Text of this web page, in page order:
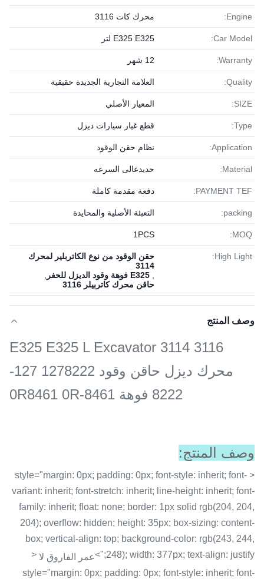
Engine: محرك كات 3116
Car Model: E325 E325 لتر
Warranty: 12 شهر
Quality: العلامة التجارية الجديدة حقيقية
SIZE: المعيار الأصلي
Type: قطع غيار سيارات ديزل
Application: نظام حقن الوقود
Material: حديدعالى السرعه
PAYMENT TEF: دفعة مقدمة كاملة
packing: التعبئة الأصلية والمحايدة
MOQ:
1PСS
High Light:
حقن الوقود من نوع الكاتربلير لمحرك
3114
E325 فوهة وقود الديزل للحفر
حاقن محرك كاتربيلر 3116
وصف المنتج
E325 E325 L Excavator 3114 3116
محرك ديزل حاقن وقود 1278222 127-
8222 فوهة 0R8461 0R-8461
وصف المنتج:
< style="margin: 0px; padding: 0px; font-style: inherit; font-
variant: inherit; font-stretch: inherit; line-height: inherit; font-
family: inherit; float: none; border: 1px solid rgb(204, 204,
204); overflow: hidden; height: 35px; box-sizing: content-
box; vertical-align: top; background-color: rgb(243, 244,
248); width: 377px; text-align: justify;">
عمر الفاروق لا <
style="margin: 0px; padding: 0px; font-style: inherit; font-